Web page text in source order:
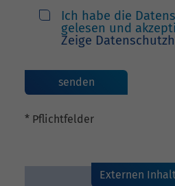
Ich habe die
gelesen und
Zeige
* Pflichtfelder
Externen